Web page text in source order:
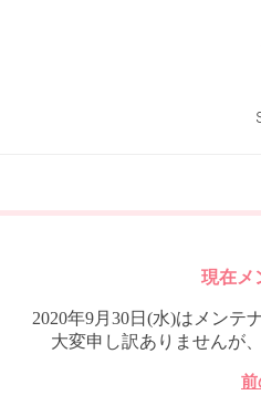
現在メ
2020年9月30日(水)はメンテ
大変申し訳ありませんが
前